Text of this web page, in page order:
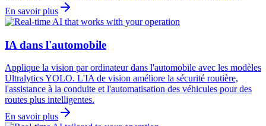
En savoir plus
IA dans l'automobile
Applique la vision par ordinateur dans l'automobile avec les modèles
Ultralytics YOLO. L'IA de vision améliore la sécurité routière,
l'assistance à la conduite et l'automatisation des véhicules pour des
routes plus intelligentes.
En savoir plus